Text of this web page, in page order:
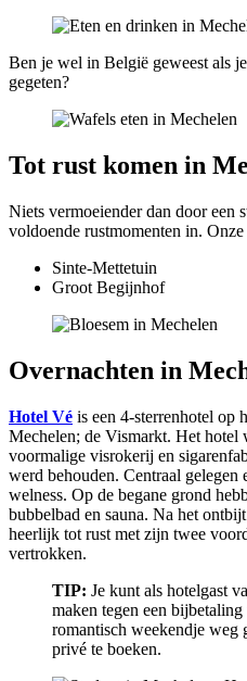
Ben je wel in België geweest als
gegeten?
Tot rust komen in
Niets vermoeiender dan door een
voldoende rustmomenten in. Onze
Sinte-Mettetuin
Groot Begijnhof
Overnachten in
Hotel Vé is een 4-sterrenhotel op
Mechelen; de Vismarkt. Het hotel
voormalige visrokerij en
werd behouden. Centraal
welness. Op de begane grond
bubbelbad en sauna. Na het
heerlijk tot rust met zijn twee
vertrokken.
TIP: Je kunt als hotelgast
maken tegen een
romantisch weekendje weg
privé te boeken.